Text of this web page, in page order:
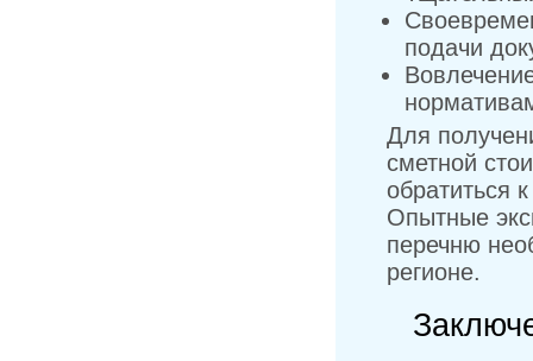
подачи
Для
сметной
обратиться
Опытные
перечню
регионе.